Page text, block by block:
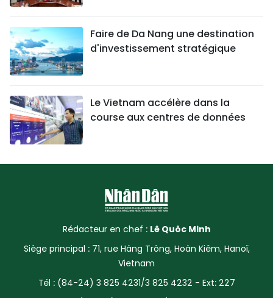
Faire de Da Nang une destination
d'investissement stratégique
Le Vietnam accélère dans la
course aux centres de données
Rédacteur en chef : Lê Quôc Minh
Siège principal : 71, rue Hàng Trông, Hoàn Kiêm, Hanoï,
Vietnam
Tél : (84-24) 3 825 4231/3 825 4232 - Ext: 227